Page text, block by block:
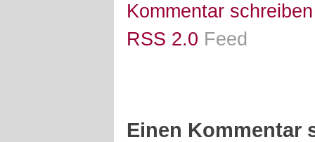
Kommentar schreiben
RSS 2.0 Feed
Einen Kommentar